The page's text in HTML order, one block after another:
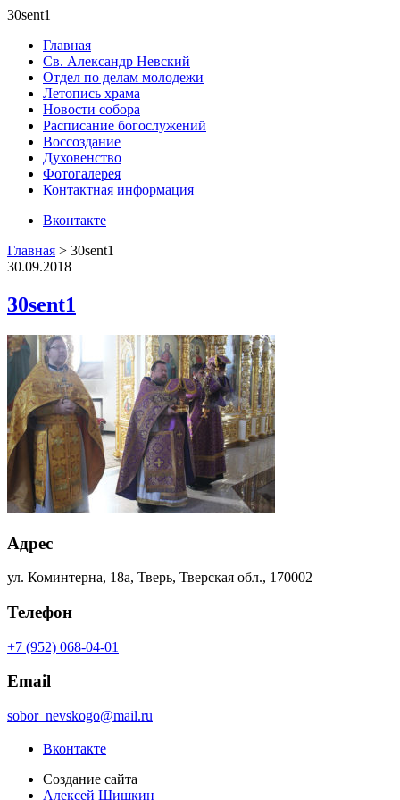
30sent1
Главная
Св. Александр Невский
Отдел по делам молодежи
Летопись храма
Новости собора
Расписание богослужений
Воссоздание
Духовенство
Фотогалерея
Контактная информация
Вконтакте
Главная > 30sent1
30.09.2018
30sent1
Адрес
ул. Коминтерна, 18а, Тверь, Тверская обл., 170002
Телефон
+7 (952) 068-04-01
Email
sobor_nevskogo@mail.ru
Вконтакте
Создание сайта
Алексей Шишкин